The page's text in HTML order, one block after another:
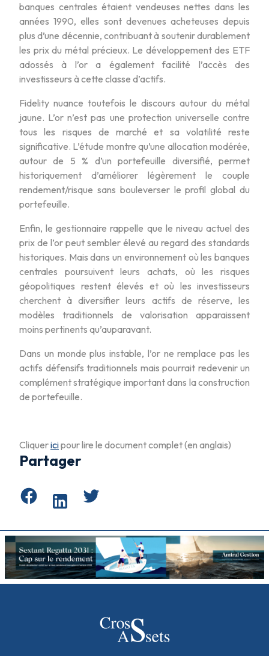
banques centrales étaient vendeuses nettes dans les
années 1990, elles sont devenues acheteuses depuis
plus d’une décennie, contribuant à soutenir durablement
les prix du métal précieux. Le développement des ETF
adossés à l’or a également facilité l’accès des
investisseurs à cette classe d’actifs.
Fidelity nuance toutefois le discours autour du métal
jaune. L’or n’est pas une protection universelle contre
tous les risques de marché et sa volatilité reste
significative. L’étude montre qu’une allocation modérée,
autour de 5 % d’un portefeuille diversifié, permet
historiquement d’améliorer légèrement le couple
rendement/risque sans bouleverser le profil global du
portefeuille.
Enfin, le gestionnaire rappelle que le niveau actuel des
prix de l’or peut sembler élevé au regard des standards
historiques. Mais dans un environnement où les banques
centrales poursuivent leurs achats, où les risques
géopolitiques restent élevés et où les investisseurs
cherchent à diversifier leurs actifs de réserve, les
modèles traditionnels de valorisation apparaissent
moins pertinents qu’auparavant.
Dans un monde plus instable, l’or ne remplace pas les
actifs défensifs traditionnels mais pourrait redevenir un
complément stratégique important dans la construction
de portefeuille.
Cliquericipour lire le document complet (en anglais)
Partager